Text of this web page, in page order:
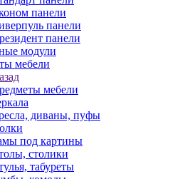
панели
панели
панели
модули
мебели
мебели
диваны, пуфы
под картины
столики
табуреты